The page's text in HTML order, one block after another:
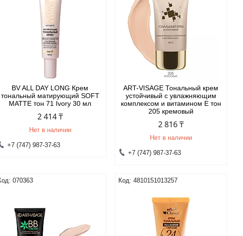
BV ALL DAY LONG Крем
тональный матирующий SOFT
MATTE тон 71 Ivory 30 мл
2 414 ₸
Нет в наличии
+7 (747) 987-37-63
ART-VISAGE Тональный крем
устойчивый с увлажняющим
комплексом и витамином Е тон
205 кремовый
2 816 ₸
Нет в наличии
+7 (747) 987-37-63
070363 4810151013257